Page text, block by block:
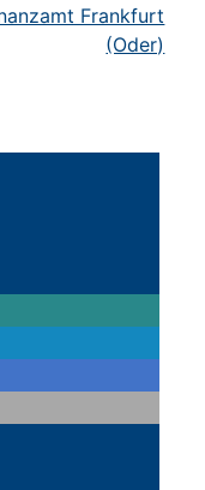
Frankfurt
(Oder)